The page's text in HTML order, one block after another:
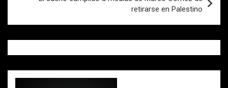
retirarse en Palestino